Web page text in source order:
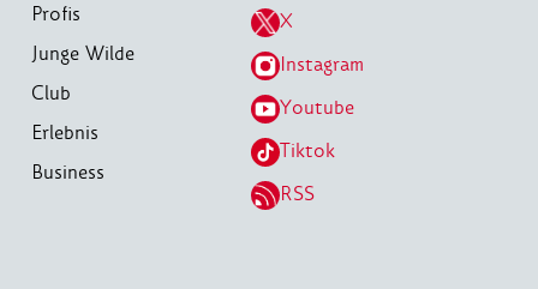
Profis
Junge Wilde
Club
Erlebnis
Business
X
Instagram
Youtube
Tiktok
RSS